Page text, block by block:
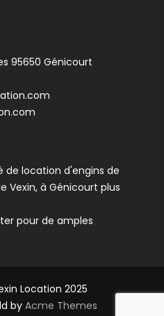
95650 Génicourt
de location d'engins de
Vexin, à Génicourt plus
pour de amples
Location 2025
by Acme Themes